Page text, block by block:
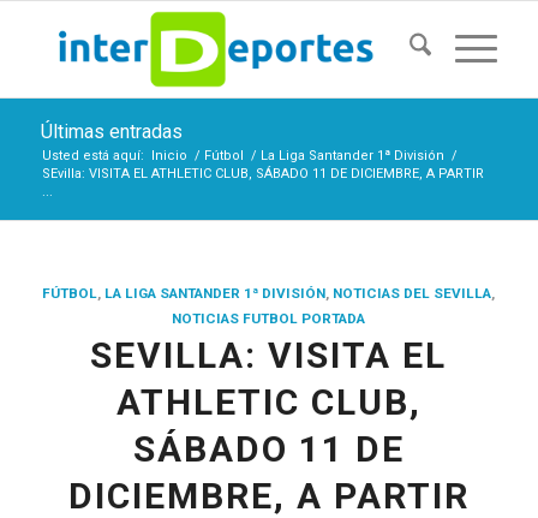
Últimas entradas
Usted está aquí: Inicio / Fútbol / La Liga Santander 1ª División /
SEvilla: VISITA EL ATHLETIC CLUB, SÁBADO 11 DE DICIEMBRE, A PARTIR
...
FÚTBOL, LA LIGA SANTANDER 1ª DIVISIÓN, NOTICIAS DEL SEVILLA,
NOTICIAS FUTBOL PORTADA
SEVILLA: VISITA EL
ATHLETIC CLUB,
SÁBADO 11 DE
DICIEMBRE, A PARTIR